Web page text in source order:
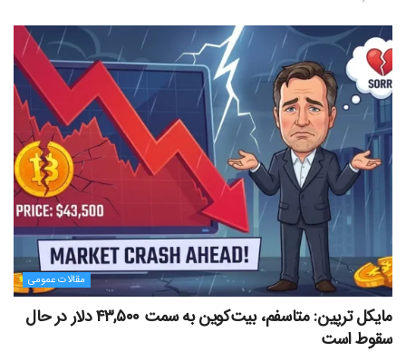
مقالات عمومی
مایکل ترپین: متاسفم، بیت‌کوین به سمت ۴۳,۵۰۰ دلار در حال
سقوط است